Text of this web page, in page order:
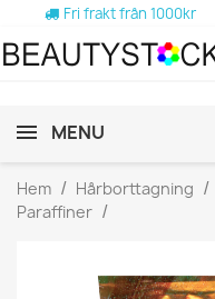
Fri frakt från 1000kr
MENU
Hem Hårborttagning
Paraffiner